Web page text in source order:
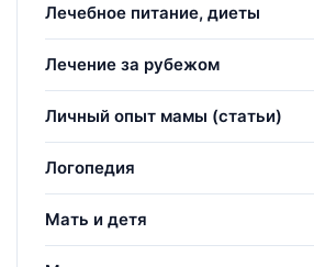
Лечебное питание, диеты
Лечение за рубежом
Личный опыт мамы (статьи)
Логопедия
Мать и детя